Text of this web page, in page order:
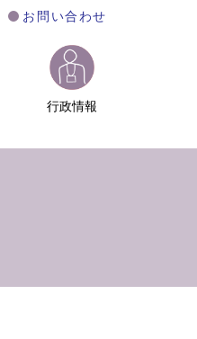
お問い合わせ
行政情報